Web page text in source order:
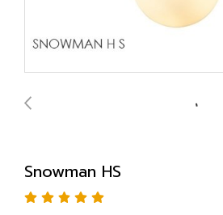
Snowman HS